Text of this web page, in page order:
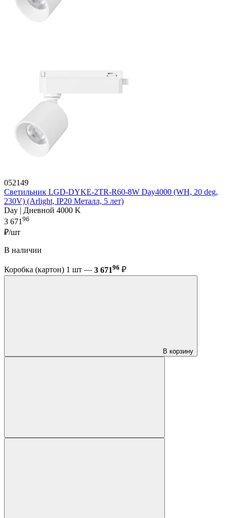
052149
Светильник LGD-DYKE-2TR-R60-8W Day4000 (WH, 20 deg,
230V) (Arlight, IP20 Металл, 5 лет)
Day | Дневной 4000 K
3 67196
₽/шт
В наличии
Коробка (картон) 1 шт — 3 67196 ₽
В корзину